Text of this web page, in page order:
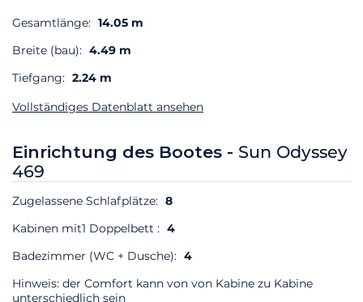
Gesamtlänge: 14.05 m
Breite (bau): 4.49 m
Tiefgang: 2.24 m
Vollständiges Datenblatt ansehen
Einrichtung des Bootes - Sun Odyssey
469
Zugelassene Schlafplätze: 8
Kabinen mit1 Doppelbett : 4
Badezimmer (WC + Dusche): 4
Hinweis: der Comfort kann von von Kabine zu Kabine
unterschiedlich sein